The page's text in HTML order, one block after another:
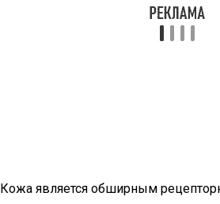
Кожа является обширным